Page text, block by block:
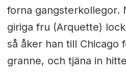
forna gangsterkollegor.
giriga fru (Arquette)
så åker han till Chicago
granne, och tjäna in